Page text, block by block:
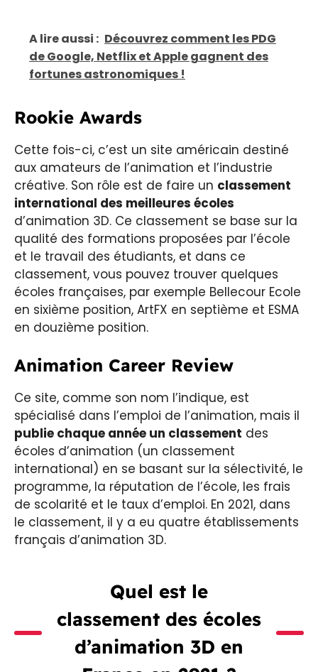
A lire aussi : Découvrez comment les PDG
de Google, Netflix et Apple gagnent des
fortunes astronomiques !
Rookie Awards
Cette fois-ci, c’est un site américain destiné
aux amateurs de l’animation et l’industrie
créative. Son rôle est de faire un classement
international des meilleures écoles
d’animation 3D. Ce classement se base sur la
qualité des formations proposées par l’école
et le travail des étudiants, et dans ce
classement, vous pouvez trouver quelques
écoles françaises, par exemple Bellecour Ecole
en sixième position, ArtFX en septième et ESMA
en douzième position.
Animation Career Review
Ce site, comme son nom l’indique, est
spécialisé dans l’emploi de l’animation, mais il
publie chaque année un classement des
écoles d’animation (un classement
international) en se basant sur la sélectivité, le
programme, la réputation de l’école, les frais
de scolarité et le taux d’emploi. En 2021, dans
le classement, il y a eu quatre établissements
français d’animation 3D.
Quel est le
classement des écoles
d’animation 3D en